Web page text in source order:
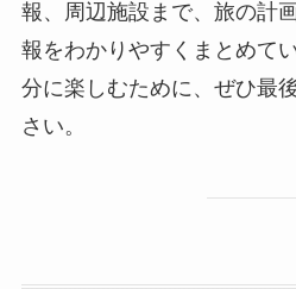
報、周辺施設まで、旅の計
報をわかりやすくまとめて
分に楽しむために、ぜひ最
さい。